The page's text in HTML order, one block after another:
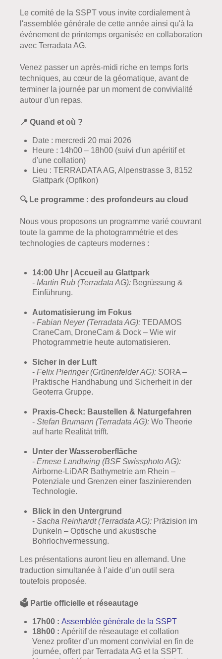
Le comité de la SSPT vous invite cordialement à
l'assemblée générale de cette année ainsi qu'à la
événement de printemps organisée en collaboration
avec Terradata AG.
Venez passer un après-midi riche en temps forts
techniques, au cœur de la géomatique, avant de
terminer la journée par un moment de convivialité
autour d'un repas.
📍 Quand et où ?
Date : mercredi 20 mai 2026
Heure : 14h00 – 18h00 (suivi d'un apéritif et
d'une collation)
Lieu : TERRADATA AG, Alpenstrasse 3, 8152
Glattpark (Opfikon)
🔍 Le programme : des profondeurs au cloud
Nous vous proposons un programme varié couvrant
toute la gamme de la photogrammétrie et des
technologies de capteurs modernes :
14:00 Uhr | Accueil au Glattpark
- Martin Rub (Terradata AG): Begrüssung &
Einführung.
Automatisierung im Fokus
- Fabian Neyer (Terradata AG): TEDAMOS
CraneCam, DroneCam & Dock – Wie wir
Photogrammetrie heute automatisieren.
Sicher in der Luft
- Felix Pieringer (Grünenfelder AG): SORA –
Praktische Handhabung und Sicherheit in der
Geoterra Gruppe.
Praxis-Check: Baustellen & Naturgefahren
- Stefan Brumann (Terradata AG): Wo Theorie
auf harte Realität trifft.
Unter der Wasseroberfläche
- Emese Landtwing (BSF Swissphoto AG):
Airborne-LiDAR Bathymetrie am Rhein –
Potenziale und Grenzen einer faszinierenden
Technologie.
Blick in den Untergrund
- Sacha Reinhardt (Terradata AG): Präzision im
Dunkeln – Optische und akustische
Bohrlochvermessung.
Les présentations auront lieu en allemand. Une
traduction simultanée à l’aide d’un outil sera
toutefois proposée.
🗳️ Partie officielle et réseautage
17h00 : Assemblée générale de la SSPT
18h00 : Apéritif de réseautage et collation
Venez profiter d’un moment convivial en fin de
journée, offert par Terradata AG et la SSPT.